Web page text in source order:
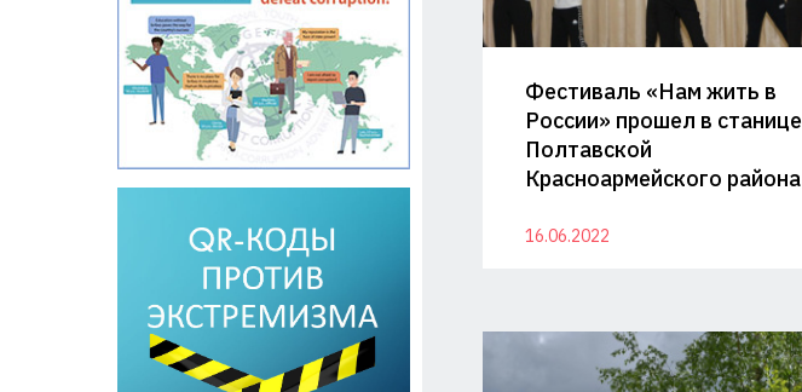
Фестиваль «Нам жить в
России» прошел в станице
Полтавской
Красноармейского района
16.06.2022